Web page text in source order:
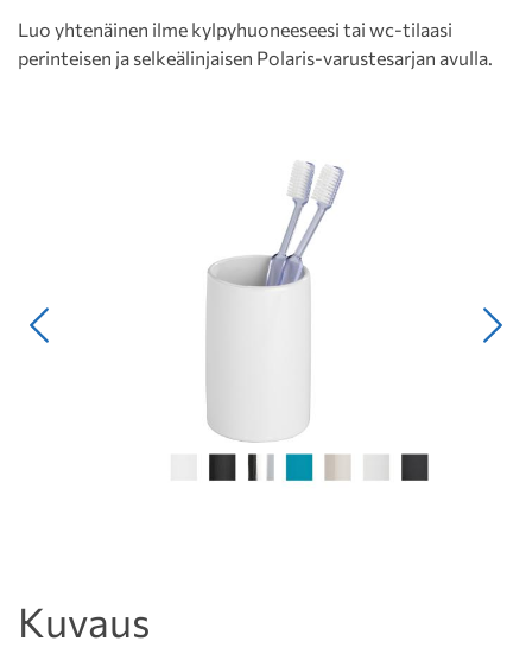
Luo yhtenäinen ilme kylpyhuoneeseesi tai wc-tilaasi
perinteisen ja selkeälinjaisen Polaris-varustesarjan avulla.
Edellinen
Kuvaus